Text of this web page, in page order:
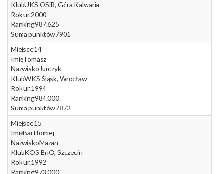
KlubUKS OSiR, Góra Kalwaria
Rok ur.2000
Ranking987.625
Suma punktów7901
Miejsce14
ImięTomasz
Nazwisko Jurczyk
KlubWKS Śląsk, Wrocław
Rok ur.1994
Ranking984.000
Suma punktów7872
Miejsce15
ImięBartłomiej
NazwiskoMazan
KlubKOS BnO, Szczecin
Rok ur.1992
Ranking973.000